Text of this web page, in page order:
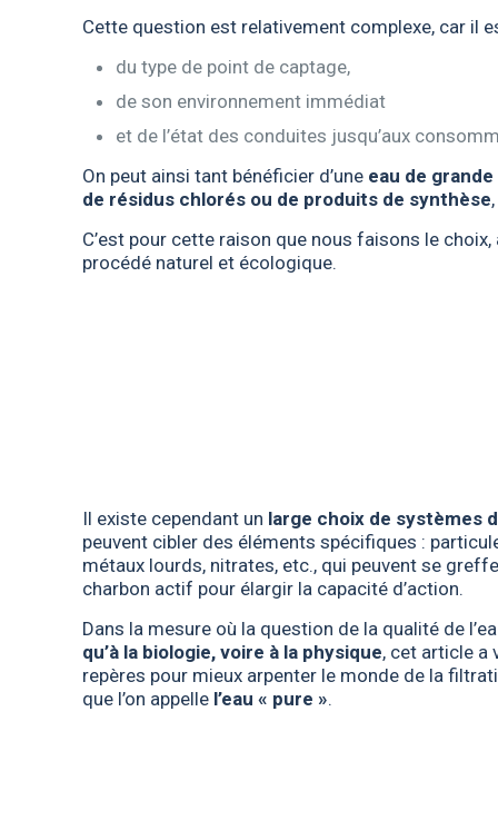
Cette question est relativement complexe, car il
du type de point de captage,
de son environnement immédiat
et de l’état des conduites jusqu’aux
On peut ainsi tant bénéficier d’une eau de
de résidus chlorés ou de produits de synthèse
C’est pour cette raison que nous faisons le
procédé naturel et écologique.
Il existe cependant un large choix de systèmes
peuvent cibler des éléments spécifiques :
métaux lourds, nitrates, etc., qui peuvent se
charbon actif pour élargir la capacité d’action.
Dans la mesure où la question de la qualité de
qu’à la biologie, voire à la physique, cet article a
repères pour mieux arpenter le monde de la
que l’on appelle l’eau « pure ».